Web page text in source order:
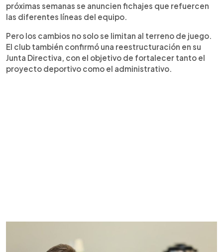
próximas semanas se anuncien fichajes que refuercen
las diferentes líneas del equipo.
Pero los cambios no solo se limitan al terreno de juego.
El club también confirmó una reestructuración en su
Junta Directiva, con el objetivo de fortalecer tanto el
proyecto deportivo como el administrativo.